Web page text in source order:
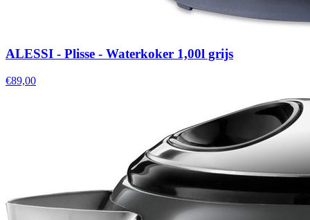
ALESSI - Plisse - Waterkoker 1,00l grijs
€89,00